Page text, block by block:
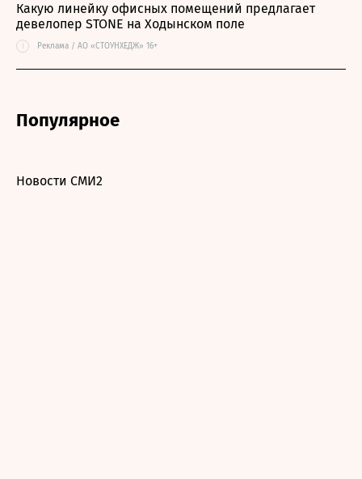
Какую линейку офисных помещений предлагает
девелопер STONE на Ходынском поле
i Реклама / АО «СТОУНХЕДЖ» 16+
Популярное
Новости СМИ2